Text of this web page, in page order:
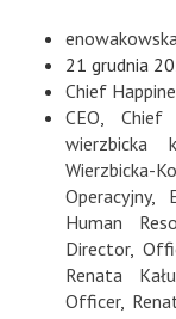
21 grudnia
Chief
CEO, Chief
wierzbicka
Wierzbicka-
Operacyjny,
Human
Director,
Renata
Officer,